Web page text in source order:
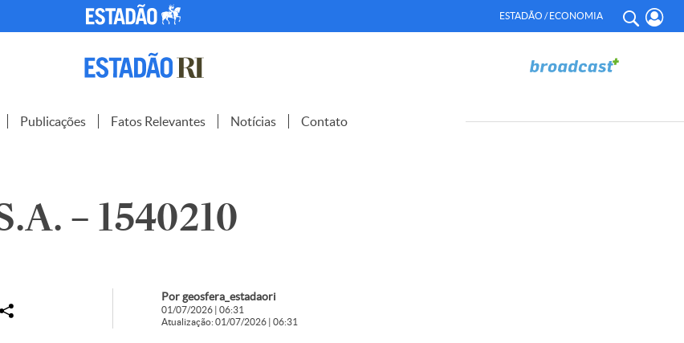
ESTADÃO / ECONOMIA
Publicações Fatos Relevantes Notícias Contato
– 1540210
Por geosfera_estadaori
01/07/2026 | 06:31
Atualização: 01/07/2026 | 06:31